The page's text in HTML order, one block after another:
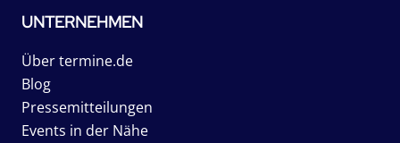
UNTERNEHMEN
Über termine.de
Blog
Pressemitteilungen
Events in der Nähe